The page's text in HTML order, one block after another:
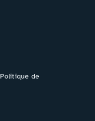
Politique de